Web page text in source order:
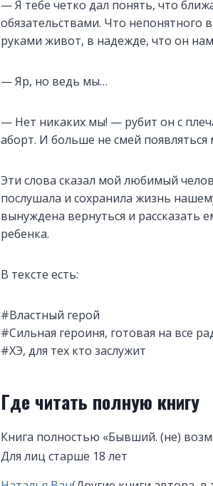
— Я тебе четко дал понять, что
обязательствами. Что
руками живот, в надежде, что он нам
— Яр, но ведь мы…
— Нет никаких мы! — рубит он с
аборт. И больше не смей
Эти слова сказал мой любимый
послушала и сохранила жизнь
вынуждена вернуться и рассказать
ребенка.
В тексте есть:
#Властный герой
#Сильная героиня, готовая на все
#ХЭ, для тех кто заслужит
Где читать полную книгу
Книга полностью «Бывший. (не)
Для лиц старше 18 лет